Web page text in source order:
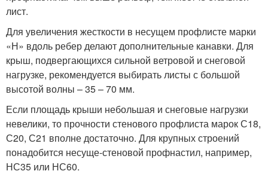
лист.
Для увеличения жесткости в несущем профлисте марки
«Н» вдоль ребер делают дополнительные канавки. Для
крыш, подвергающихся сильной ветровой и снеговой
нагрузке, рекомендуется выбирать листы с большой
высотой волны – 35 – 70 мм.
Если площадь крыши небольшая и снеговые нагрузки
невелики, то прочности стенового профлиста марок С18,
С20, С21 вполне достаточно. Для крупных строений
понадобится несуще-стеновой профнастил, например,
НС35 или НС60.